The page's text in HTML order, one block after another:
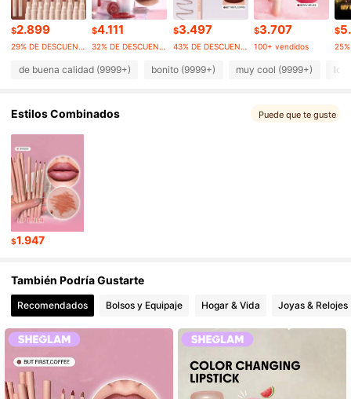
4,94 4.7M Seguidores
4,94 4.7M Seguidores
4,94 4.7M Seguidores
$2.899
29% DE DESCUENTO
$4.111
32% DE DESCUENTO
$3.497
43% DE DESCUENTO
$3.707
100+ vendidos
$
de buena calidad (9999+) bonito (9999+) muy cool (9999+) lo
Estilos Combinados Puede que te guste
$1.947
También Podría Gustarte
Recomendados Bolsos y Equipaje Hogar & Vida Joyas & Relojes